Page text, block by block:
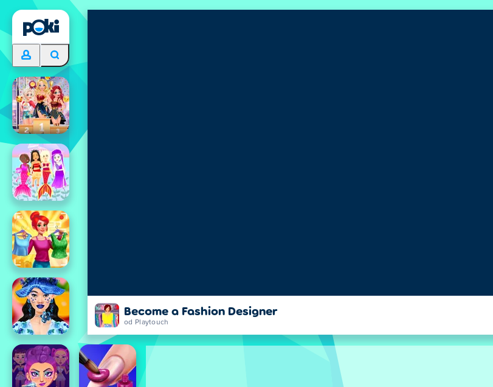
Become a Fashion Designer
od Playtouch